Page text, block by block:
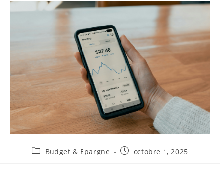
PostBudget & Épargne
Publication
octobre 1, 2025